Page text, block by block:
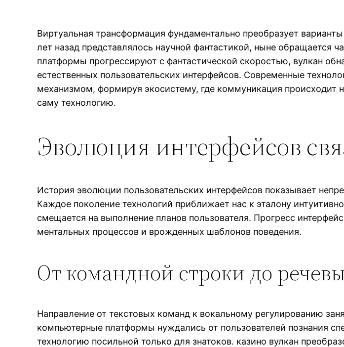
Виртуальная трансформация фундаментально преобразует
лет назад представлялось научной фантастикой, ныне обращается
платформы прогрессируют с фантастической скоростью, вулкан
естественных пользовательских интерфейсов. Современные
механизмом, формируя экосистему, где коммуникация происходит
саму технологию.
Эволюция интерфейсов
История эволюции пользовательских интерфейсов показывает
Каждое поколение технологий приближает нас к эталону
смещается на выполнение планов пользователя. Прогресс
ментальных процессов и врожденных шаблонов поведения.
От командной строки до
Направление от текстовых команд к вокальному регулированию
компьютерные платформы нуждались от пользователей познания
технологию посильной только для знатоков. казино вулкан